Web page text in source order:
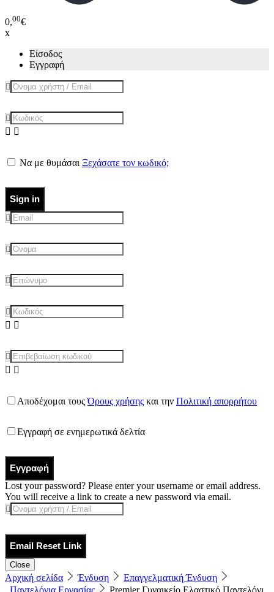
0,00€
x
Είσοδος
Εγγραφή
Να με θυμάσαι Ξεχάσατε τον κωδικό;
Sign in
Αποδέχομαι τουςΌρους χρήσης και την Πολιτική απορρήτου
Εγγραφή σε ενημερωτικά δελτία
Εγγραφή
Lost your password? Please enter your username or email address.
You will receive a link to create a new password via email.
Email Reset Link
Close
Αρχική σελίδα Ένδυση
Επαγγελματική Ένδυση
Παντελόνια Εργασίας
Premier Γυναικείο Ελαστικό Παντελόνι